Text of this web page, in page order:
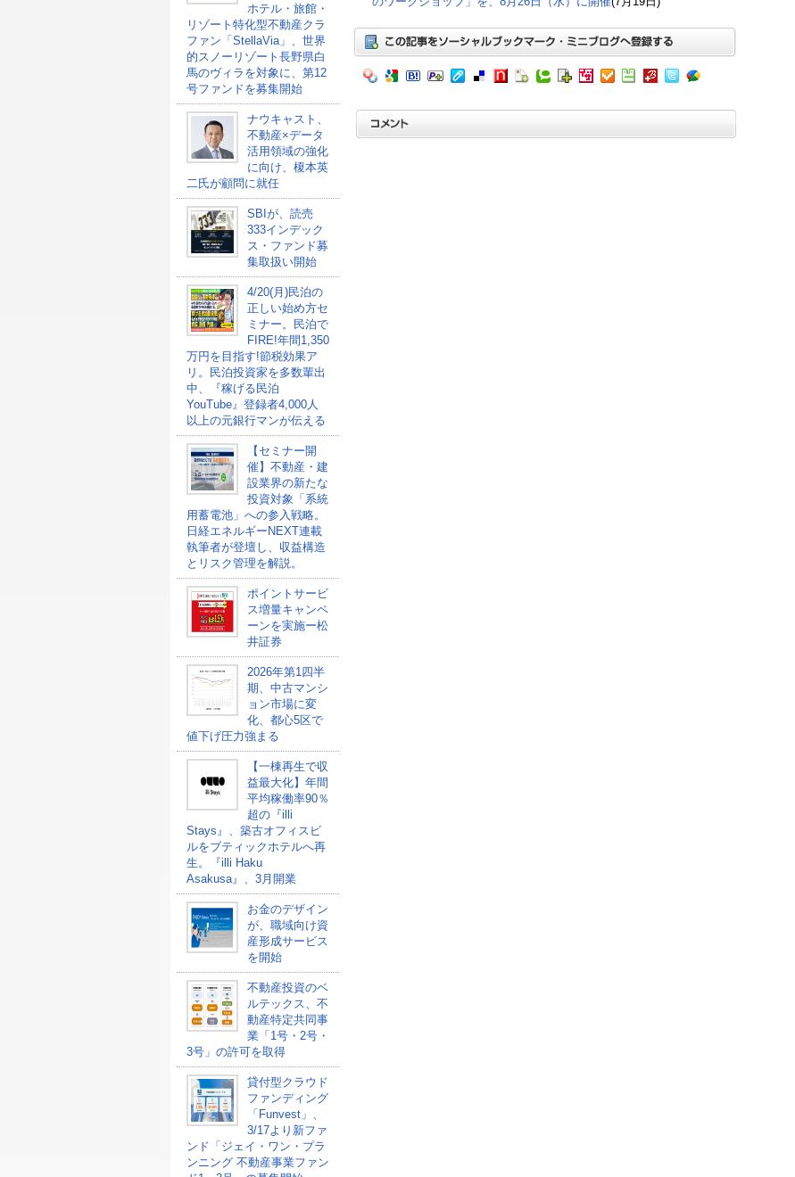
ホテル・旅館・
リゾート特化型不動産クラ
ファン「StellaVia」、世界
的スノーリゾート長野県白
馬のヴィラを対象に、第12
号ファンドを募集開始
ナウキャスト、
不動産×データ
活用領域の強化
に向け、榎本英
二氏が顧問に就任
SBIが、読売
333インデック
ス・ファンド募
集取扱い開始
4/20(月)民泊の
正しい始め方セ
ミナー。民泊で
FIRE!年間1,350
万円を目指す!節税効果ア
リ。民泊投資家を多数輩出
中、『稼げる民泊
YouTube』登録者4,000人
以上の元銀行マンが伝える
【セミナー開
催】不動産・建
設業界の新たな
投資対象「系統
用蓄電池」への参入戦略。
日経エネルギーNEXT連載
執筆者が登壇し、収益構造
とリスク管理を解説。
ポイントサービ
ス増量キャンペ
ーンを実施ー松
井証券
2026年第1四半
期、中古マンシ
ョン市場に変
化、都心5区で
値下げ圧力強まる
【一棟再生で収
益最大化】年間
平均稼働率90％
超の『illi
Stays』、築古オフィスビ
ルをブティックホテルへ再
生。『illi Haku
Asakusa』、3月開業
お金のデザイン
が、職域向け資
産形成サービス
を開始
不動産投資のベ
ルテックス、不
動産特定共同事
業「1号・2号・
3号」の許可を取得
貸付型クラウド
ファンディング
「Funvest」、
3/17より新ファ
ンド「ジェイ・ワン・プラ
ンニング 不動産事業ファン